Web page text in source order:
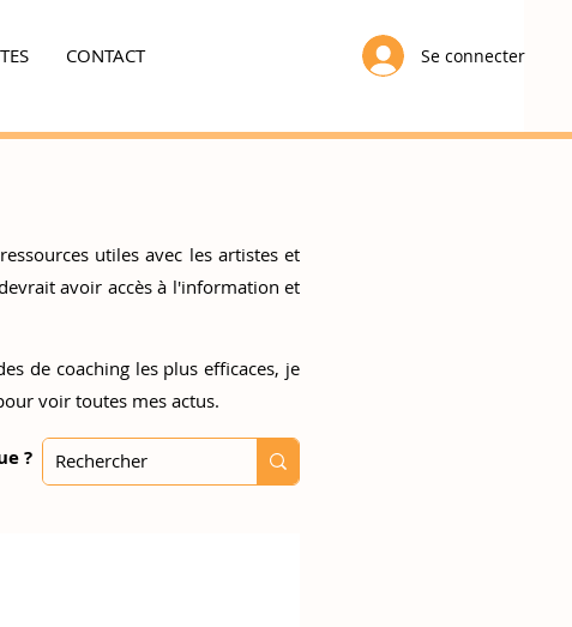
CONTACT Se connecter
utiles avec les artistes et
avoir accès à l'information et
de coaching les plus efficaces, je
voir toutes mes actus.
?